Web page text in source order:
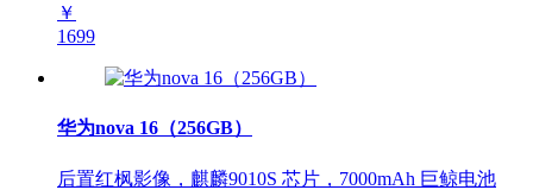
￥
1699
华为nova 16（256GB）
后置红枫影像，麒麟9010S 芯片，7000mAh 巨鲸电池